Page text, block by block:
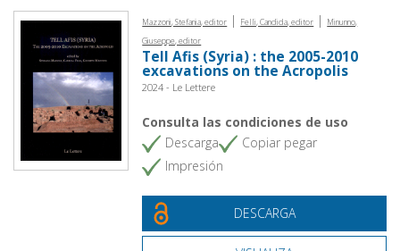
Mazzoni, Stefania, editor | Felli, Candida, editor |
Minunno,
Giuseppe, editor
Tell Afis (Syria) : the 2005-2010
excavations on the Acropolis
2024 - Le Lettere
Consulta las condiciones de uso
Descarga
Copiar pegar
Impresión
DESCARGA